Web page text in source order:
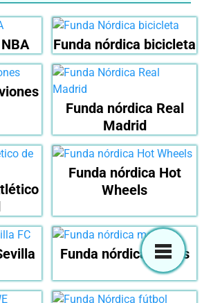
Funda nórdica bicicleta
Funda nórdica Real
Madrid
Funda nórdica Hot
Wheels
Funda nórdica motos